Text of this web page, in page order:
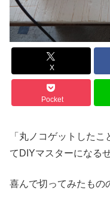
X
Pocket
「丸ノコゲットした
てDIYマスターになるぜ
喜んで切ってみたもの